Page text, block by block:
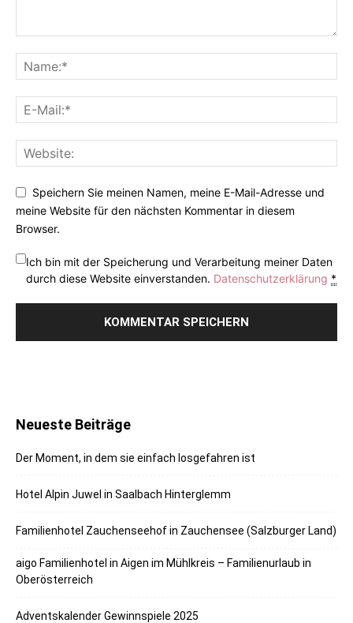
Speichern Sie meinen Namen, meine E-Mail-Adresse und
meine Website für den nächsten Kommentar in diesem
Browser.
Ich bin mit der Speicherung und Verarbeitung meiner Daten
durch diese Website einverstanden. Datenschutzerklärung *
Neueste Beiträge
Der Moment, in dem sie einfach losgefahren ist
Hotel Alpin Juwel in Saalbach Hinterglemm
Familienhotel Zauchenseehof in Zauchensee (Salzburger Land)
aigo Familienhotel in Aigen im Mühlkreis – Familienurlaub in
Oberösterreich
Adventskalender Gewinnspiele 2025